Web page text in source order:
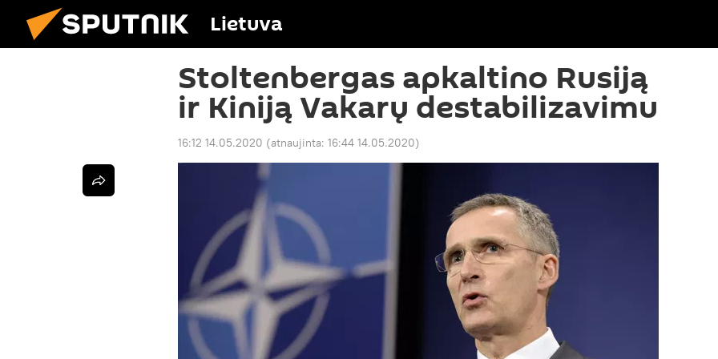
Lietuva
Stoltenbergas apkaltino Rusiją
ir Kiniją Vakarų destabilizavimu
16:12 14.05.2020 (atnaujinta: 16:44 14.05.2020)